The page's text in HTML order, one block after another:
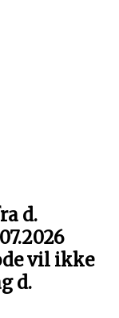
d.
vil ikke
d.